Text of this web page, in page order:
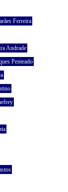
Ferreira
Andrade
Penteado